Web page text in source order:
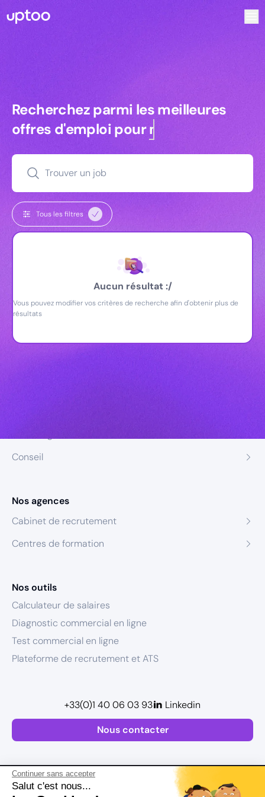
Continuer sans accepter
Salut c'est nous...
Recherchez parmi les meilleures
Recherchez parmi les meilleures
offres d'emploi pourmanagers
Trouver un job
Tous les filtres
Aucun résultat :/
Vous pouvez modifier vos critères de recherche afin d'obtenir plus de
résultats
Conseil
Nos agences
Cabinet de recrutement
Centres de formation
Nos outils
Calculateur de salaires
Diagnostic commercial en ligne
Test commercial en ligne
Plateforme de recrutement et ATS
Nous contacter
+33(0)1 40 06 03 93 Linkedin